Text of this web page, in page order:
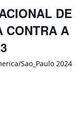
DE
CONTRA A
Sao_Paulo 2024